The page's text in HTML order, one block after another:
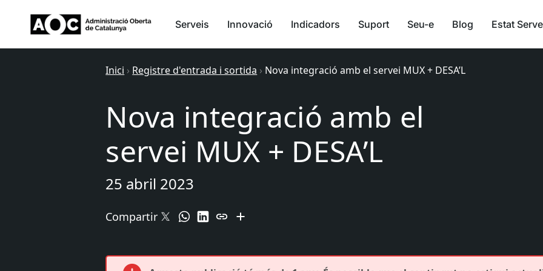
Serveis Innovació Indicadors Suport Seu-e Blog Estat
Inici › Registre d'entrada i sortida › Nova integració amb el servei MUX + DESA’L
Nova integració amb el
servei MUX + DESA’L
25 abril 2023
Compartir